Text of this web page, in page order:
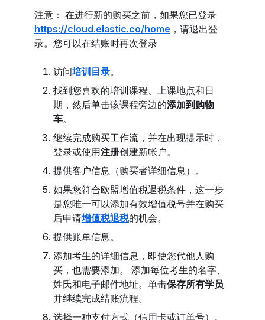
注意： 在进行新的购买之前，如果您已登录
https://cloud.elastic.co/home ，请退出登
录。您可以在结账时再次登录
访问培训目录。
找到您喜欢的培训课程、上课地点和日
期，然后单击该课程旁边的添加到购物
车。
继续完成购买工作流，并在出现提示时，
登录或使用注册创建新帐户。
提供客户信息（购买者详细信息）。
如果您符合欧盟增值税退税条件，这一步
是您唯一可以添加有效增值税号并在购买
后申请增值税退税的机会。
提供账单信息。
添加考生的详细信息，即使您代他人购
买，也需要添加。 添加每位考生的名字、
姓氏和电子邮件地址。单击保存所有学员
并继续完成结账流程。
选择一种支付方式（信用卡或订单号）。